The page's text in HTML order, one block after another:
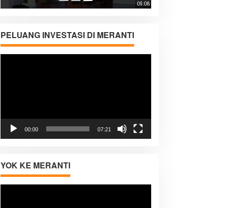
05:08
PELUANG INVESTASI DI MERANTI
00:00 07:21
YOK KE MERANTI